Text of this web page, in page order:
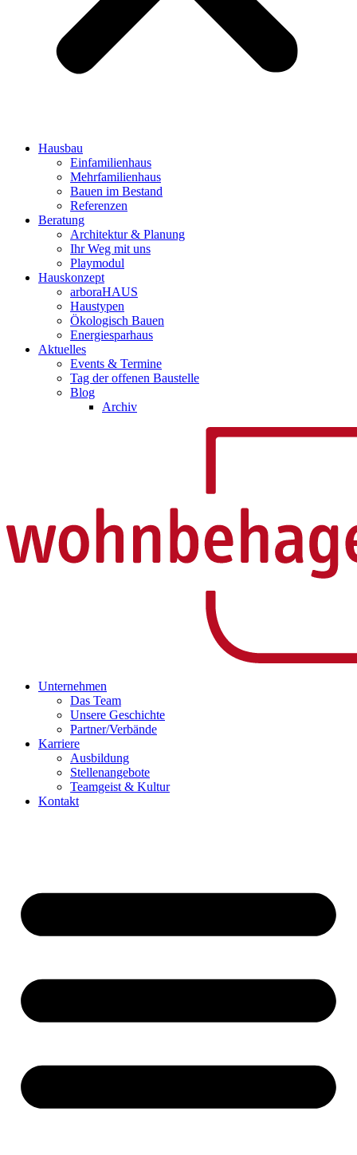
Hausbau
Einfamilienhaus
Mehrfamilienhaus
Bauen im Bestand
Referenzen
Beratung
Architektur & Planung
Ihr Weg mit uns
Playmodul
Hauskonzept
arboraHAUS
Haustypen
Ökologisch Bauen
Energiesparhaus
Aktuelles
Events & Termine
Tag der offenen Baustelle
Blog
Archiv
Unternehmen
Das Team
Unsere Geschichte
Partner/Verbände
Karriere
Ausbildung
Stellenangebote
Teamgeist & Kultur
Kontakt